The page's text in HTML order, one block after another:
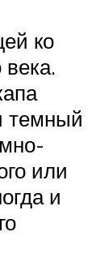
ко
века.
темный
или
и